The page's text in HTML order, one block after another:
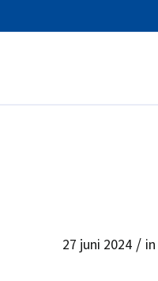
27 juni 2024 / in